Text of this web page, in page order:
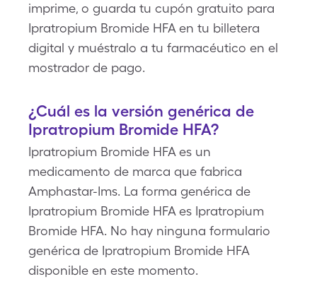
imprime, o guarda tu cupón gratuito para
Ipratropium Bromide HFA en tu billetera
digital y muéstralo a tu farmacéutico en el
mostrador de pago.
¿Cuál es la versión genérica de
Ipratropium Bromide HFA?
Ipratropium Bromide HFA es un
medicamento de marca que fabrica
Amphastar-Ims. La forma genérica de
Ipratropium Bromide HFA es Ipratropium
Bromide HFA. No hay ninguna formulario
genérica de Ipratropium Bromide HFA
disponible en este momento.